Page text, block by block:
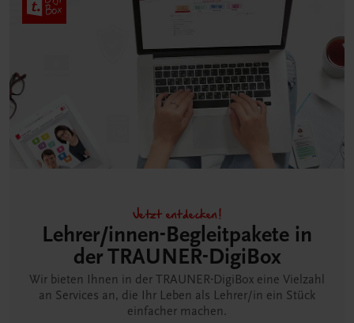
Jetzt entdecken!
Lehrer/innen-Begleitpakete in
der TRAUNER-DigiBox
Wir bieten Ihnen in der TRAUNER-DigiBox eine Vielzahl
an Services an, die Ihr Leben als Lehrer/in ein Stück
einfacher machen.